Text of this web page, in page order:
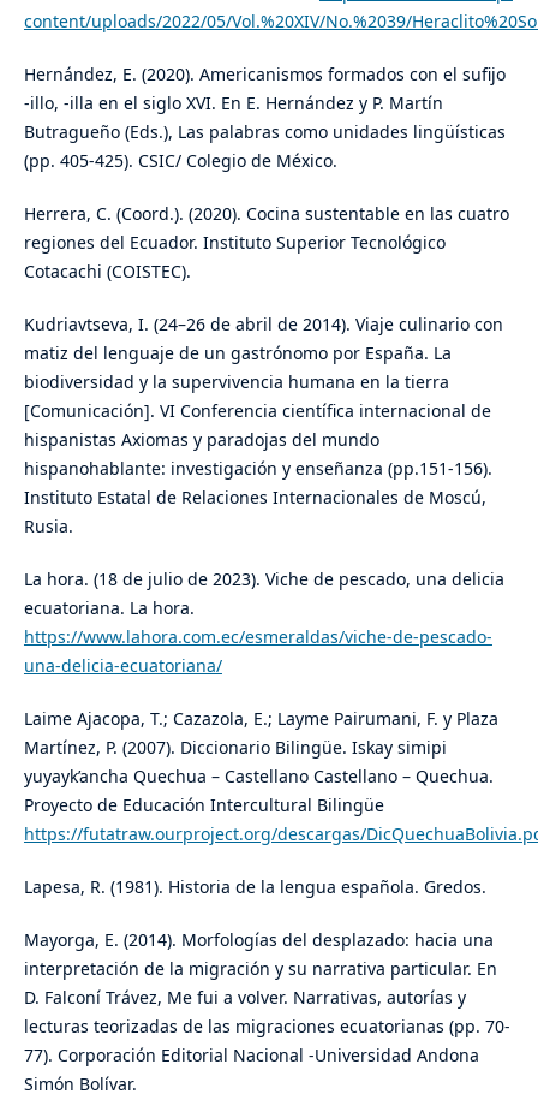
content/uploads/2022/05/Vol.%20XIV/No.%2039/
Hernández, E. (2020). Americanismos formados con el sufijo
-illo, -illa en el siglo XVI. En E. Hernández y P. Martín
Butragueño (Eds.), Las palabras como unidades lingüísticas
(pp. 405-425). CSIC/ Colegio de México.
Herrera, C. (Coord.). (2020). Cocina sustentable en las cuatro
regiones del Ecuador. Instituto Superior Tecnológico
Cotacachi (COISTEC).
Kudriavtseva, I. (24–26 de abril de 2014). Viaje culinario con
matiz del lenguaje de un gastrónomo por España. La
biodiversidad y la supervivencia humana en la tierra
[Comunicación]. VI Conferencia científica internacional de
hispanistas Axiomas y paradojas del mundo
hispanohablante: investigación y enseñanza (pp.151-156).
Instituto Estatal de Relaciones Internacionales de Moscú,
Rusia.
La hora. (18 de julio de 2023). Viche de pescado, una delicia
ecuatoriana. La hora.
https://www.lahora.com.ec/esmeraldas/viche-de-pescado-
una-delicia-ecuatoriana/
Laime Ajacopa, T.; Cazazola, E.; Layme Pairumani, F. y Plaza
Martínez, P. (2007). Diccionario Bilingüe. Iskay simipi
yuyayk’ancha Quechua – Castellano Castellano – Quechua.
Proyecto de Educación Intercultural Bilingüe
https://futatraw.ourproject.org/descargas/
Lapesa, R. (1981). Historia de la lengua española. Gredos.
Mayorga, E. (2014). Morfologías del desplazado: hacia una
interpretación de la migración y su narrativa particular. En
D. Falconí Trávez, Me fui a volver. Narrativas, autorías y
lecturas teorizadas de las migraciones ecuatorianas (pp. 70-
77). Corporación Editorial Nacional -Universidad Andona
Simón Bolívar.